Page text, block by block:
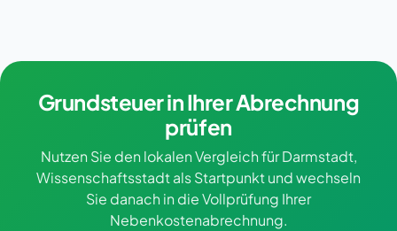
Grundsteuer in Ihrer Abrechnung
prüfen
Nutzen Sie den lokalen Vergleich für Darmstadt,
Wissenschaftsstadt als Startpunkt und wechseln
Sie danach in die Vollprüfung Ihrer
Nebenkostenabrechnung.